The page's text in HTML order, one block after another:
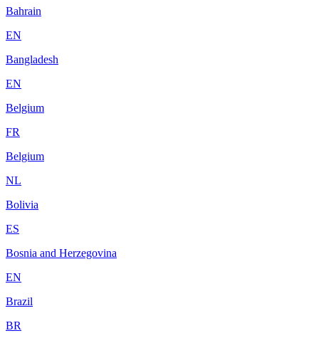
Bahrain
EN
Bangladesh
EN
Belgium
FR
Belgium
NL
Bolivia
ES
Bosnia and Herzegovina
EN
Brazil
BR